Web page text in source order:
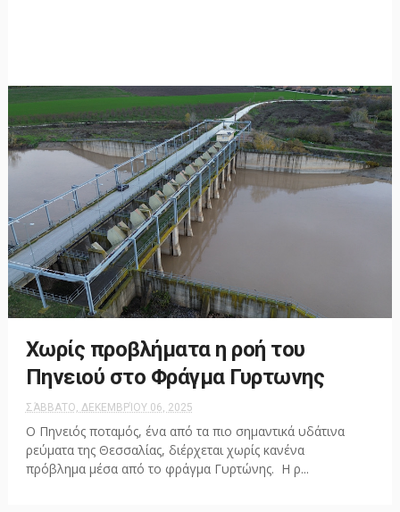
Χωρίς προβλήματα η ροή του
Πηνειού στο Φράγμα Γυρτωνης
ΣΆΒΒΑΤΟ, ΔΕΚΕΜΒΡΊΟΥ 06, 2025
Ο Πηνειός ποταμός, ένα από τα πιο σημαντικά υδάτινα
ρεύματα της Θεσσαλίας, διέρχεται χωρίς κανένα
πρόβλημα μέσα από το φράγμα Γυρτώνης. Η ρ...